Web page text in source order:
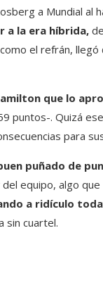
a Mundial al
a la era híbrida,
el refrán,
que lo
puntos-. Quizá
para
puñado de
equipo, algo
a ridículo
sin cuartel.